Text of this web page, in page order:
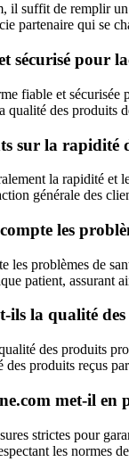
il suffit de remplir
partenaire qui se
sécurisé pour
fiable et sécurisée
qualité des produits
sur la rapidité
la rapidité
générale des
les
problèmes de
patient, assurant
ils la qualité
des produits
produits reçus
met-il en
strictes pour
les normes